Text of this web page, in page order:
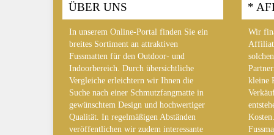
ÜBER UNS
In unserem Online-Portal finden Sie ein
breites Sortiment an attraktiven
Fussmatten für den Outdoor- und
Indoorbereich. Durch übersichtliche
Vergleiche erleichtern wir Ihnen die
Suche nach einer Schmutzfangmatte in
gewünschtem Design und hochwertiger
Qualität. In regelmäßigen Abständen
veröffentlichen wir zudem interessante
*
Wir
kleine